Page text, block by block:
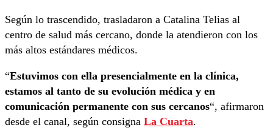
Según lo trascendido, trasladaron a Catalina Telias al
centro de salud más cercano, donde la atendieron con los
más altos estándares médicos.
“Estuvimos con ella presencialmente en la clínica,
estamos al tanto de su evolución médica y en
comunicación permanente con sus cercanos“, afirmaron
desde el canal, según consigna La Cuarta.